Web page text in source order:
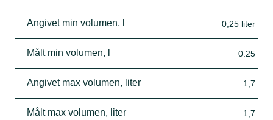
Angivet min volumen, l 0,25 liter
Målt min volumen, l 0.25
Angivet max volumen, liter 1,7
Målt max volumen, liter 1,7